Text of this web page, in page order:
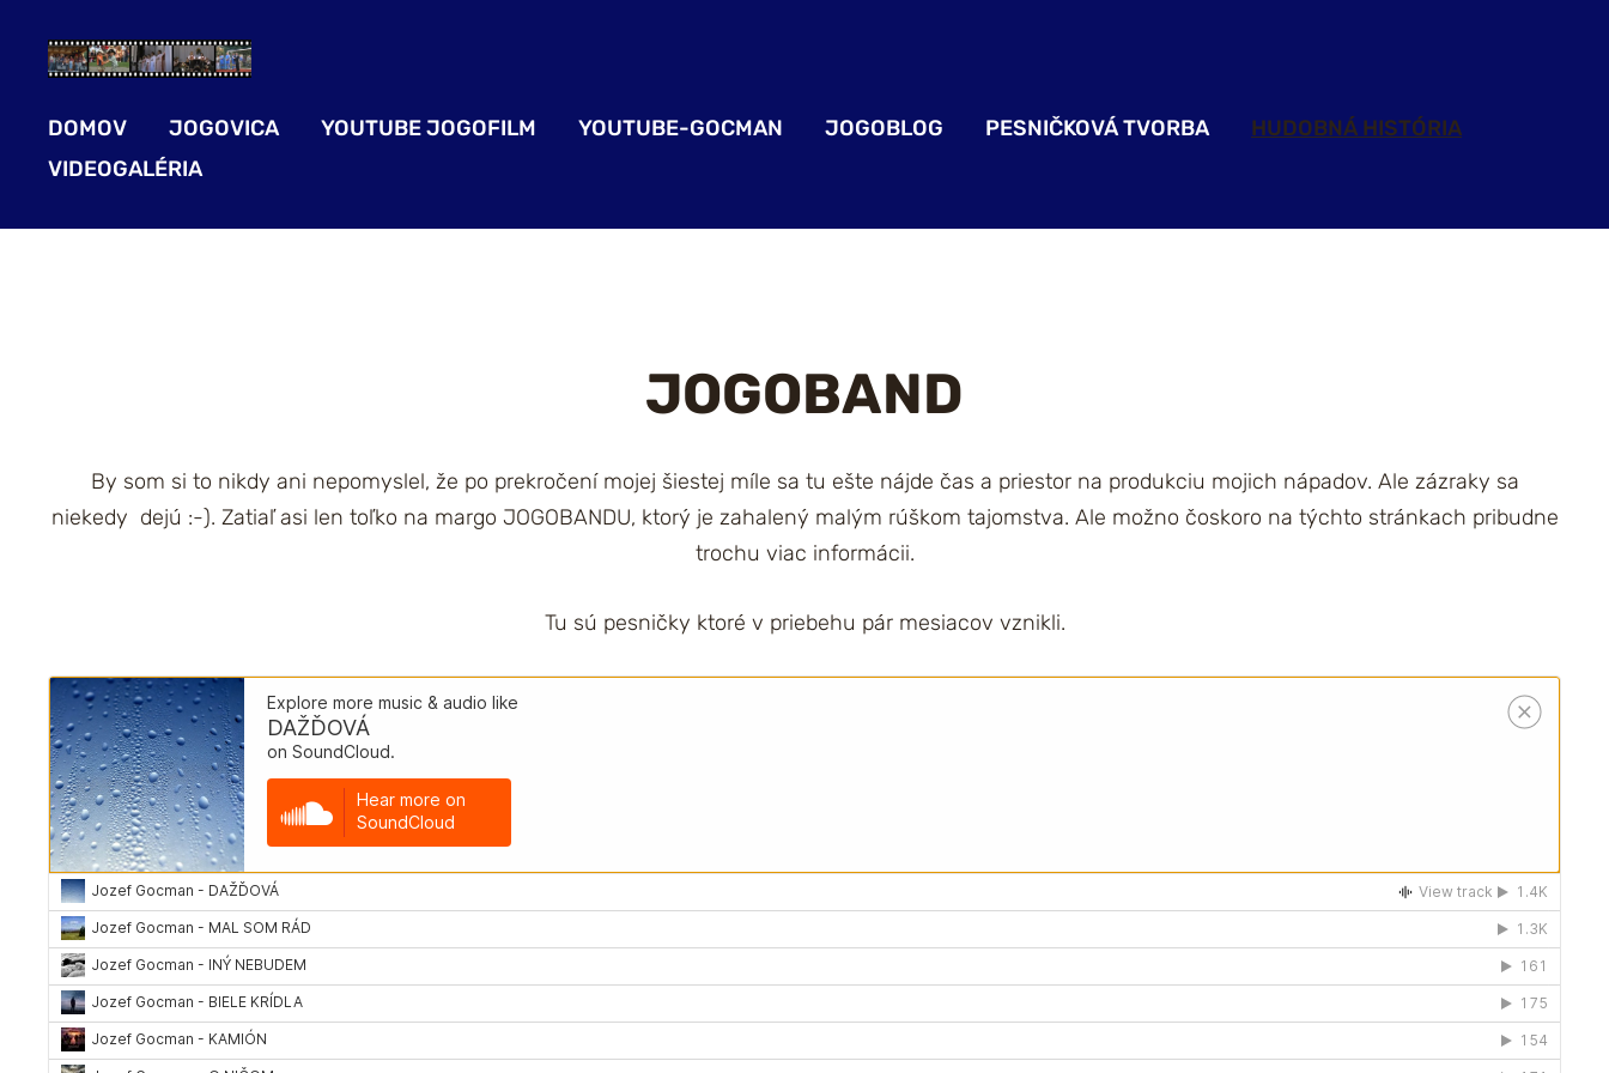
DOMOV JOGOVICA YOUTUBE JOGOFILM YOUTUBE-GOCMAN JOGOBLOG PESNIČKOVÁ TVORBA
HUDOBNÁ HISTÓRIA
VIDEOGALÉRIA
JOGOBAND
By som si to nikdy ani nepomyslel, že po prekročení mojej šiestej míle sa tu ešte nájde čas a priestor na produkciu mojich nápadov. Ale zázraky sa
niekedy dejú :-). Zatiaľ asi len toľko na margo JOGOBANDU, ktorý je zahalený malým rúškom tajomstva. Ale možno čoskoro na týchto stránkach pribudne
trochu viac informácii.
Tu sú pesničky ktoré v priebehu pár mesiacov vznikli.